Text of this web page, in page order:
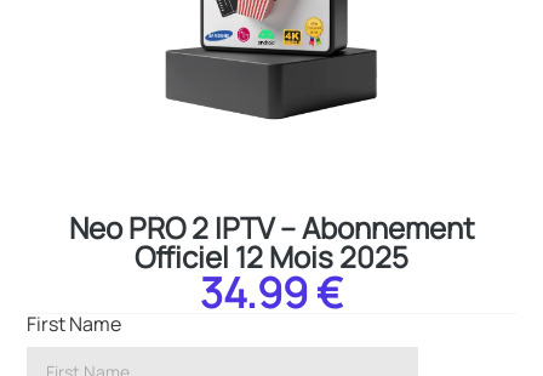
Neo PRO 2 IPTV – Abonnement
Officiel 12 Mois 2025
34.99 €
First Name